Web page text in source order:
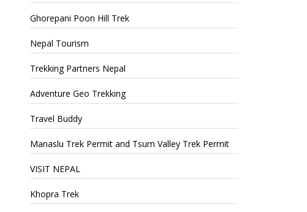
Ghorepani Poon Hill Trek
Nepal Tourism
Trekking Partners Nepal
Adventure Geo Trekking
Travel Buddy
Manaslu Trek Permit and Tsum Valley Trek Permit
VISIT NEPAL
Khopra Trek